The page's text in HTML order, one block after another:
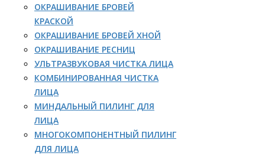
ОКРАШИВАНИЕ БРОВЕЙ
КРАСКОЙ
ОКРАШИВАНИЕ БРОВЕЙ ХНОЙ
ОКРАШИВАНИЕ РЕСНИЦ
УЛЬТРАЗВУКОВАЯ ЧИСТКА ЛИЦА
КОМБИНИРОВАННАЯ ЧИСТКА
ЛИЦА
МИНДАЛЬНЫЙ ПИЛИНГ ДЛЯ
ЛИЦА
МНОГОКОМПОНЕНТНЫЙ ПИЛИНГ
ДЛЯ ЛИЦА